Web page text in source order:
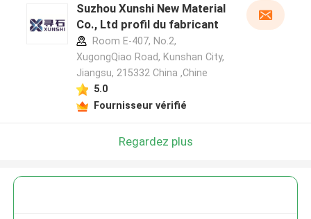
Suzhou Xunshi New Material
Co., Ltd profil du fabricant
Room E-407, No.2,
XugongQiao Road, Kunshan City,
Jiangsu, 215332 China ,Chine
5.0
Fournisseur vérifié
Regardez plus